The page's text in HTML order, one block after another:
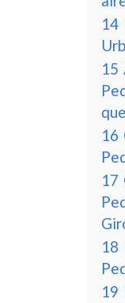
14
15
16
17
18
19